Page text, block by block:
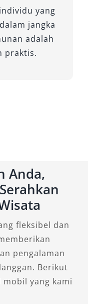
perjalanan
yang
jangka
adalah
praktis.
Anda,
fleksibel dan
pengalaman
Berikut
yang kami